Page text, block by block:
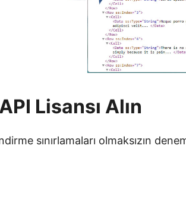
Lisansı Alın
sınırlamaları olmaksızın